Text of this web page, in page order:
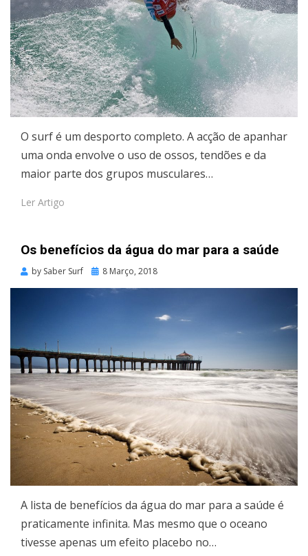
O surf é um desporto completo. A acção de apanhar
uma onda envolve o uso de ossos, tendões e da
maior parte dos grupos musculares…
Ler Artigo
Os benefícios da água do mar para a saúde
by Saber Surf
Posted
8 Março, 2018
A lista de benefícios da água do mar para a saúde é
praticamente infinita. Mas mesmo que o oceano
tivesse apenas um efeito placebo no…